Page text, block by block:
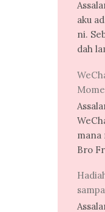
aku
ni.
dah
mana
Bro